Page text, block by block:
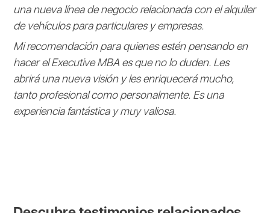
una nueva línea de negocio relacionada con el alquiler
de vehículos para particulares y empresas.
Mi recomendación para quienes estén pensando en
hacer el Executive MBA es que no lo duden. Les
abrirá una nueva visión y les enriquecerá mucho,
tanto profesional como personalmente. Es una
experiencia fantástica y muy valiosa.